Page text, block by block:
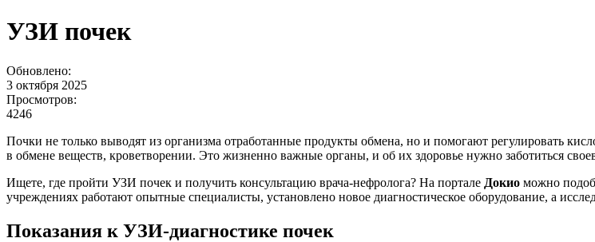
УЗИ почек
Обновлено:
3 октября 2025
Просмотров:
4246
Почки не только выводят из организма отработанные продукты обмена, но и помогают регулировать
в обмене веществ, кроветворении. Это жизненно важные органы, и об их здоровье нужно заботиться
Ищете, где пройти УЗИ почек и получить консультацию врача-нефролога? На портале Докио можно
учреждениях работают опытные специалисты, установлено новое диагностическое оборудование, а
Показания к УЗИ-диагностике почек